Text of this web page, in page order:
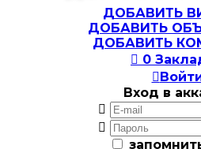
ДОБАВИТЬ
ДОБАВИТЬ
ДОБАВИТЬ
 0

Вход в

